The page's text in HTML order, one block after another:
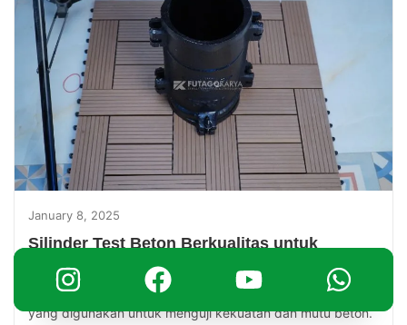
January 8, 2025
Silinder Test Beton Berkualitas untuk
Pengujian Beton
Silinder test beton adalah salah satu metode paling umum
yang digunakan untuk menguji kekuatan dan mutu beton.